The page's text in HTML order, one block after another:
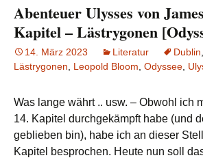
Abenteuer Ulysses von
Kapitel – Lästrygonen
14. März 2023 Literatur Dublin
Lästrygonen
Leopold Bloom Odyssee
Was lange währt .. usw. – Obwohl ich
14. Kapitel durchgekämpft habe (und
geblieben bin), habe ich an dieser
Kapitel besprochen. Heute nun soll